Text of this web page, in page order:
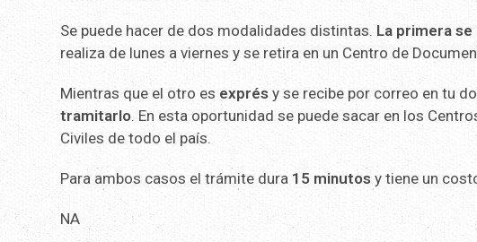
Se puede hacer de dos modalidades distintas. La primera
realiza de lunes a viernes y se retira en un Centro de
Mientras que el otro es exprés y se recibe por correo en tu
tramitarlo. En esta oportunidad se puede sacar en los
Civiles de todo el país.
Para ambos casos el trámite dura 15 minutos y tiene un
NA